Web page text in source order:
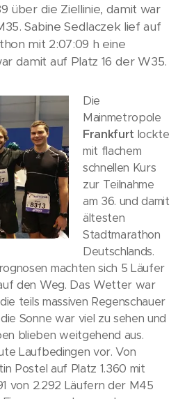
über die Ziellinie, damit war
Sabine Sedlaczek lief auf
mit 2:07:09 h eine
damit auf Platz 16 der W35.
Die
Mainmetropole
Frankfurt lockte
mit flachem
schnellen Kurs
zur Teilnahme
am 36. und damit
ältesten
Stadtmarathon
Deutschlands.
machten sich 5 Läufer
den Weg. Das Wetter war
teils massiven Regenschauer
Sonne war viel zu sehen und
blieben weitgehend aus.
Laufbedingen vor. Von
Postel auf Platz 1.360 mit
von 2.292 Läufern der M45